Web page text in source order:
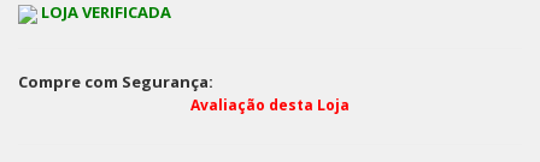
LOJA VERIFICADA
Compre com Segurança:
Avaliação desta Loja